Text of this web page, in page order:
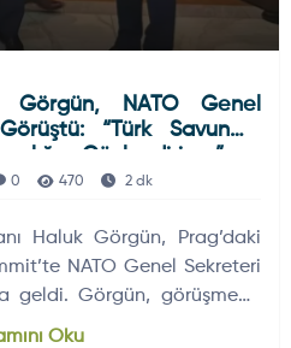
Görgün, NATO Genel
“Türk Savunma
Güçlendiriyor”
0 470 2 dk
Haluk Görgün, Prag’daki
NATO Genel Sekreteri
Görgün, görüşmede
katkılarını ve yerli
Oku